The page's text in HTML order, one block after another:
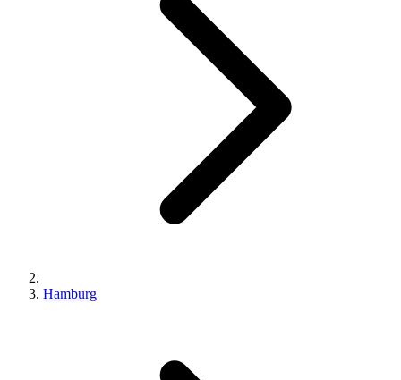
Hamburg